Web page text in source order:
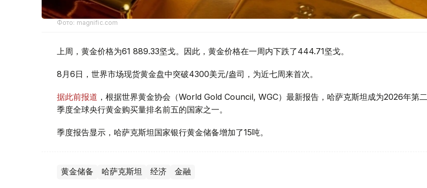
Фото: magnific.com
上周，黄金价格为61 889.33坚戈。因此，黄金价格在一周内下跌了444.71坚戈。
8月6日，世界市场现货黄金盘中突破4300美元/盎司，为近七周来首次。
据此前报道 ，根据世界黄金协会（World Gold Council, WGC）最新报告，哈萨克斯坦成为2026年第二
季度全球央行黄金购买量排名前五的国家之一。
季度报告显示，哈萨克斯坦国家银行黄金储备增加了15吨。
黄金储备 哈萨克斯坦 经济 金融